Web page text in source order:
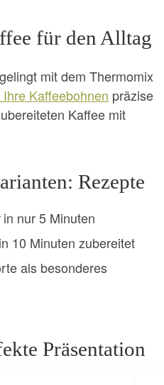
für den Alltag
mit dem Thermomix
Kaffeebohnen präzise
Kaffee mit
Rezepte
in nur 5 Minuten
10 Minuten zubereitet
als besonderes
Präsentation